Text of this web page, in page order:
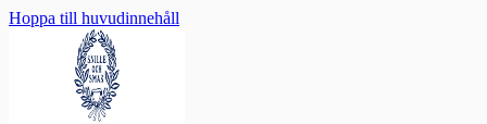
Hoppa till huvudinnehåll